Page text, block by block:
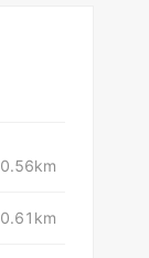
0.56km
0.61km